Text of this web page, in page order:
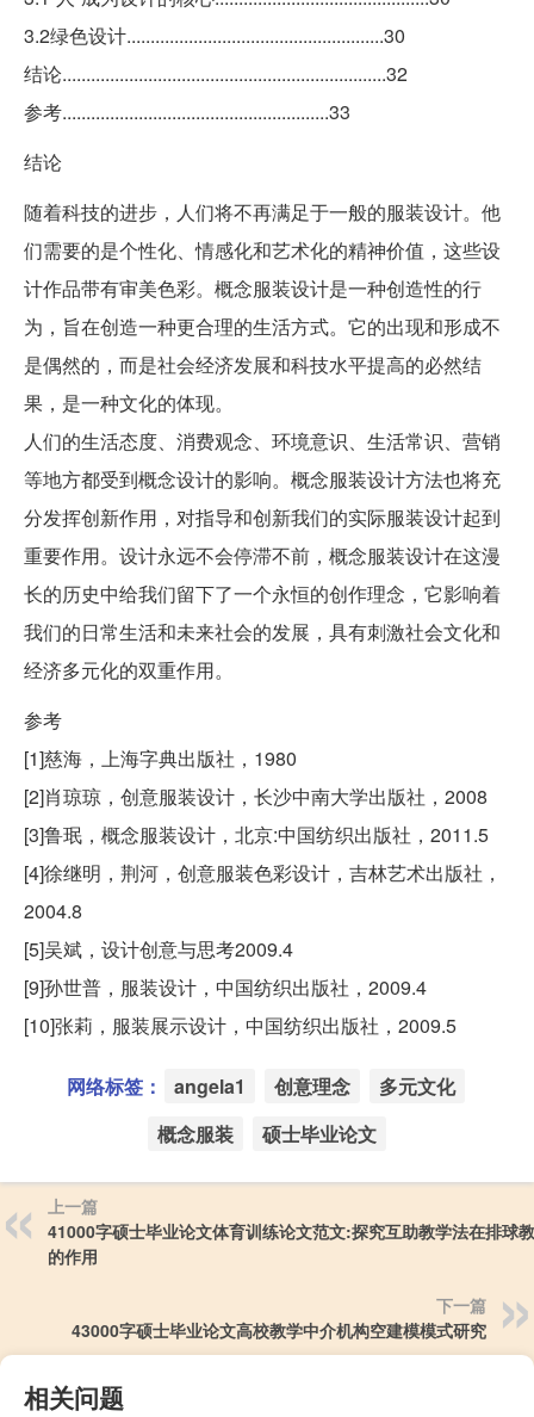
3.2绿色设计......................................................30
结论....................................................................32
参考........................................................33
结论
随着科技的进步，人们将不再满足于一般的服装设计。他
们需要的是个性化、情感化和艺术化的精神价值，这些设
计作品带有审美色彩。概念服装设计是一种创造性的行
为，旨在创造一种更合理的生活方式。它的出现和形成不
是偶然的，而是社会经济发展和科技水平提高的必然结
果，是一种文化的体现。
人们的生活态度、消费观念、环境意识、生活常识、营销
等地方都受到概念设计的影响。概念服装设计方法也将充
分发挥创新作用，对指导和创新我们的实际服装设计起到
重要作用。设计永远不会停滞不前，概念服装设计在这漫
长的历史中给我们留下了一个永恒的创作理念，它影响着
我们的日常生活和未来社会的发展，具有刺激社会文化和
经济多元化的双重作用。
参考
[1]慈海，上海字典出版社，1980
[2]肖琼琼，创意服装设计，长沙中南大学出版社，2008
[3]鲁珉，概念服装设计，北京:中国纺织出版社，2011.5
[4]徐继明，荆河，创意服装色彩设计，吉林艺术出版社，
2004.8
[5]吴斌，设计创意与思考2009.4
[9]孙世普，服装设计，中国纺织出版社，2009.4
[10]张莉，服装展示设计，中国纺织出版社，2009.5
网络标签： angela1 创意理念
多元文化
概念服装
硕士毕业论文
上一篇
41000字硕士毕业论文体育训练论文范文:探究互助教学法在排球
的作用
下一篇
43000字硕士毕业论文高校教学中介机构空建模模式研究
相关问题